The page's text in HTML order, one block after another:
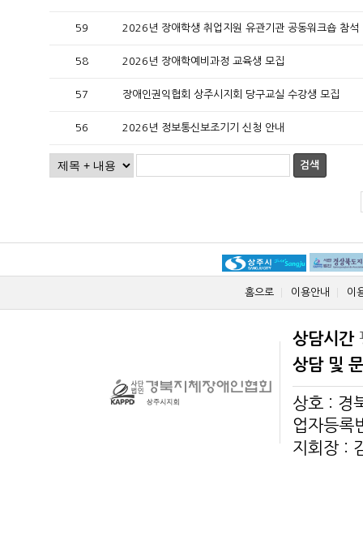
59 2026년 장애학생 취업지원 유관기관 공동워크숍 참석
58 2026년 장애학예비과정 교육생 모집
57 장애인권익협회 상주시지회 당구교실 수강생 모집
56 2026년 정보통신보조기기 신청 안내
검색
홈으로 이용안내 이
상담시간
상담 및
상호 : 경
업자등
지회장 :